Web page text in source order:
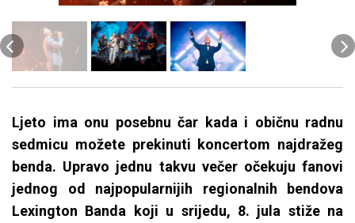
Ljeto ima onu posebnu čar kada i običnu radnu
sedmicu možete prekinuti koncertom najdražeg
benda. Upravo jednu takvu večer očekuju fanovi
jednog od najpopularnijih regionalnih bendova
Lexington Banda koji u srijedu, 8. jula stiže na